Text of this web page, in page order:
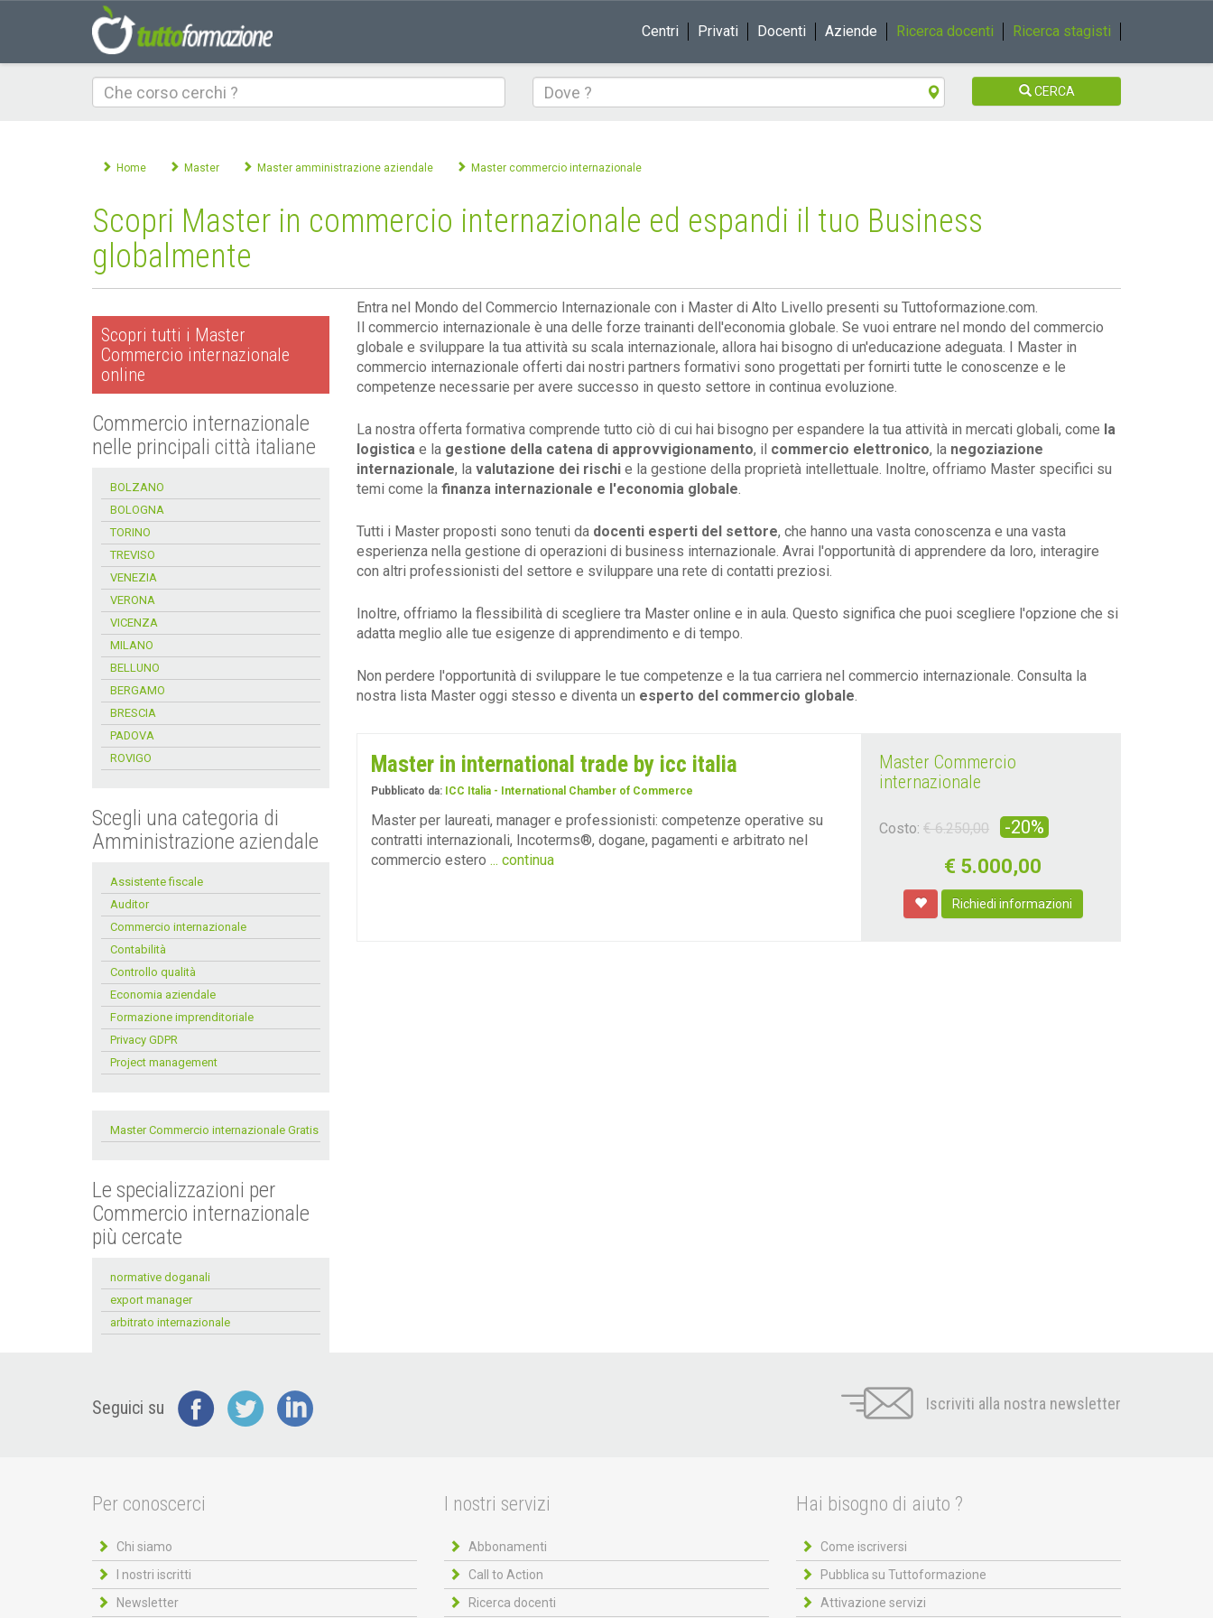
Centri Privati Docenti Aziende Ricerca docenti Ricerca stagisti
Che
corso
Dove CERCA
Home Master Master amministrazione aziendale Master commercio internazionale
Scopri Master in commercio internazionale ed espandi il tuo Business
globalmente
Scopri tutti i Master
Commercio internazionale
online
Commercio internazionale
nelle principali città italiane
BOLZANO
BOLOGNA
TORINO
TREVISO
VENEZIA
VERONA
VICENZA
MILANO
BELLUNO
BERGAMO
BRESCIA
PADOVA
ROVIGO
Scegli una categoria di
Amministrazione aziendale
Assistente fiscale
Auditor
Commercio internazionale
Contabilità
Controllo qualità
Economia aziendale
Formazione imprenditoriale
Privacy GDPR
Project management
Master Commercio internazionale Gratis
Le specializzazioni per
Commercio internazionale
più cercate
normative doganali
export manager
arbitrato internazionale
Entra nel Mondo del Commercio Internazionale con i Master di Alto Livello presenti su Tuttoformazione.com.
Il commercio internazionale è una delle forze trainanti dell'economia globale. Se vuoi entrare nel mondo del commercio
globale e sviluppare la tua attività su scala internazionale, allora hai bisogno di un'educazione adeguata. I Master in
commercio internazionale offerti dai nostri partners formativi sono progettati per fornirti tutte le conoscenze e le
competenze necessarie per avere successo in questo settore in continua evoluzione.
La nostra offerta formativa comprende tutto ciò di cui hai bisogno per espandere la tua attività in mercati globali, come la
logisticae la gestione della catena di approvvigionamento, il commercio elettronico, la negoziazione
internazionale, la valutazione dei rischie la gestione della proprietà intellettuale. Inoltre, offriamo Master specifici su
temi come la finanza internazionale e l'economia globale.
Tutti i Master proposti sono tenuti da docenti esperti del settore, che hanno una vasta conoscenza e una vasta
esperienza nella gestione di operazioni di business internazionale. Avrai l'opportunità di apprendere da loro, interagire
con altri professionisti del settore e sviluppare una rete di contatti preziosi.
Inoltre, offriamo la flessibilità di scegliere tra Master online e in aula. Questo significa che puoi scegliere l'opzione che si
adatta meglio alle tue esigenze di apprendimento e di tempo.
Non perdere l'opportunità di sviluppare le tue competenze e la tua carriera nel commercio internazionale. Consulta la
nostra lista Master oggi stesso e diventa un esperto del commercio globale.
Master in international trade by icc italia
Pubblicato da: ICC Italia - International Chamber of Commerce
Master per laureati, manager e professionisti: competenze operative su
contratti internazionali, Incoterms®, dogane, pagamenti e arbitrato nel
commercio estero ... continua
Master Commercio
internazionale
Costo: € 6.250,00 -20%
€ 5.000,00
Richiedi informazioni
Seguici su Iscriviti alla nostra newsletter
Per conoscerci
Chi siamo
I nostri iscritti
Newsletter
I nostri servizi
Abbonamenti
Call to Action
Ricerca docenti
Hai bisogno di aiuto ?
Come iscriversi
Pubblica su Tuttoformazione
Attivazione servizi